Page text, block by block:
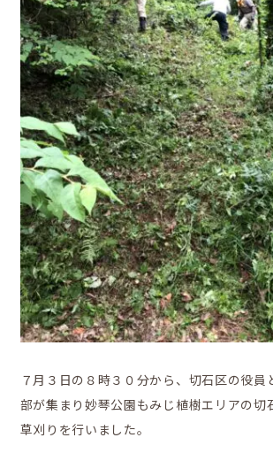
地域の活動
かなえの人特集
７月３日の８時３０分から、切石区の役員
部が集まり妙琴公園もみじ植樹エリアの切
草刈りを行いました。